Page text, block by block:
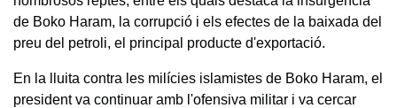
de Boko Haram, la corrupció i els efectes de la baixada del
preu del petroli, el principal producte d'exportació.
En la lluita contra les milícies islamistes de Boko Haram, el
president va continuar amb l'ofensiva militar i va cercar